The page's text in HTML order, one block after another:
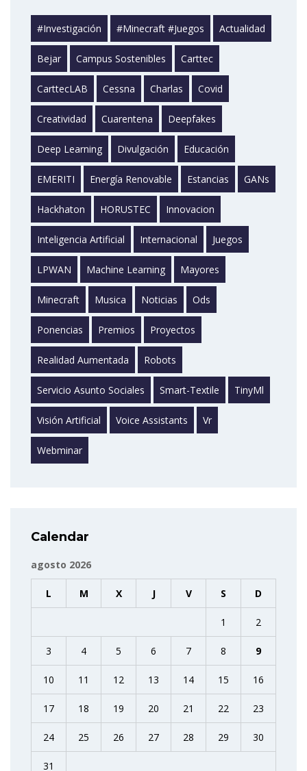
#investigación #minecraft #juegos Actualidad
Bejar Campus Sostenibles Carttec
CarttecLAB Cessna Charlas Covid
Creatividad Cuarentena Deepfakes
Deep Learning Divulgación Educación
EMERITI Energía Renovable Estancias GANs
Hackhaton HORUSTEC Innovacion
Inteligencia Artificial Internacional Juegos
LPWAN Machine Learning Mayores
Minecraft Musica Noticias Ods
Ponencias Premios Proyectos
Realidad Aumentada Robots
Servicio Asunto Sociales Smart-Textile TinyMl
Visión Artificial Voice Assistants Vr
Webminar
Calendar
agosto 2026
L M X J V S D
1 2
3 4 5 6 7 8 9
10 11 12 13 14 15 16
17 18 19 20 21 22 23
24 25 26 27 28 29 30
31